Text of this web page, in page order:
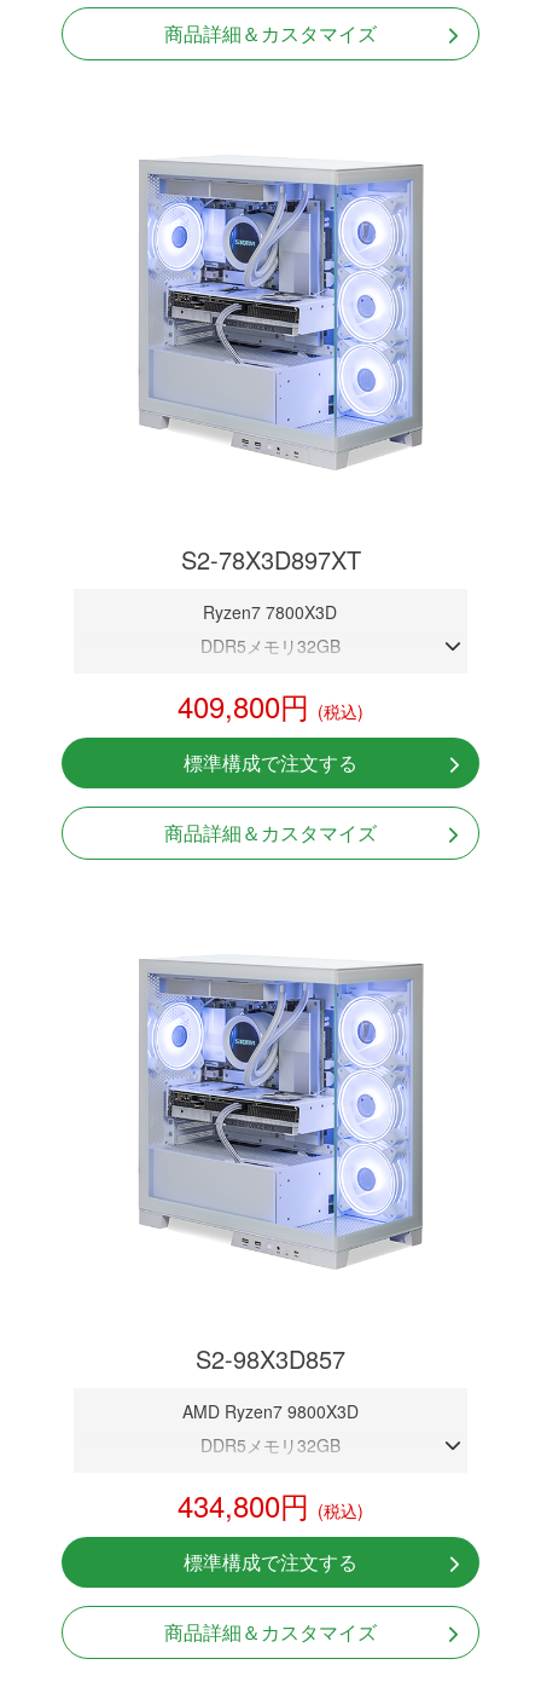
商品詳細＆カスタマイズ
S2-78X3D897XT
Ryzen7 7800X3D
DDR5メモリ32GB
NVMeSSD 1TB
無線LAN Bluetooth対応
Windows11 Home 64bit
409,800円 (税込)
標準構成で注文する
商品詳細＆カスタマイズ
S2-98X3D857
AMD Ryzen7 9800X3D
DDR5メモリ32GB
NVMeSSD 1TB
無線LAN Bluetooth対応
Windows11 Home 64bit
434,800円 (税込)
標準構成で注文する
商品詳細＆カスタマイズ